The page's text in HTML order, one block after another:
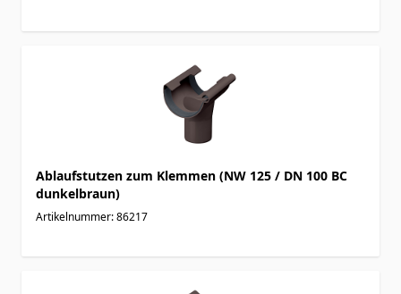
Ablaufstutzen zum Klemmen (NW 125 / DN 100 BC
dunkelbraun)
Artikelnummer: 86217